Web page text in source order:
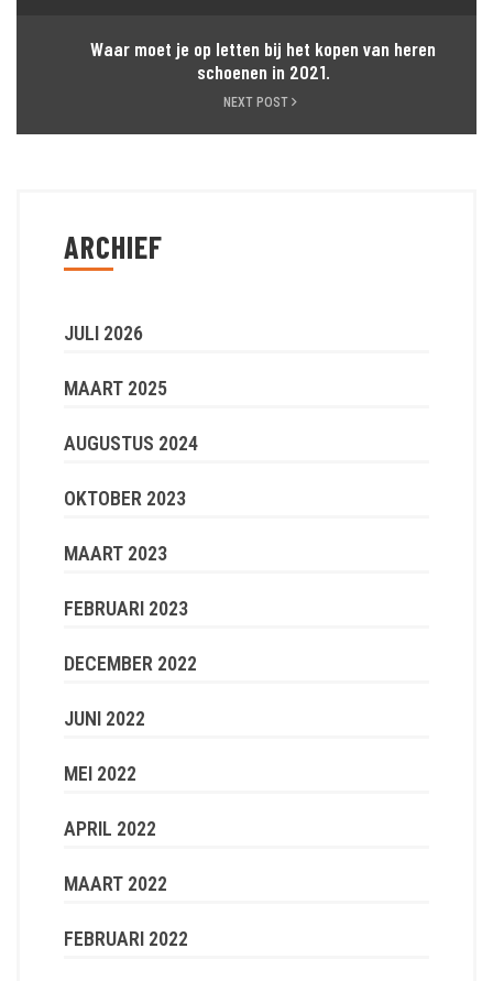
Waar moet je op letten bij het kopen van heren
schoenen in 2021.
NEXT POST
ARCHIEF
JULI 2026
MAART 2025
AUGUSTUS 2024
OKTOBER 2023
MAART 2023
FEBRUARI 2023
DECEMBER 2022
JUNI 2022
MEI 2022
APRIL 2022
MAART 2022
FEBRUARI 2022